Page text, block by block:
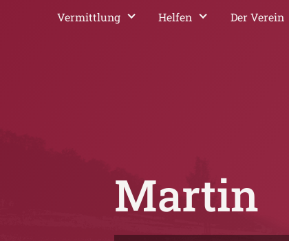
Vermittlung Helfen Der Verein
Martin